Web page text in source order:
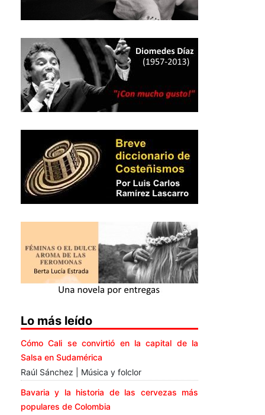
Lo más leído
Cómo Cali se convirtió en la capital de la
Salsa en Sudamérica
Raúl Sánchez | Música y folclor
Bavaria y la historia de las cervezas más
populares de Colombia